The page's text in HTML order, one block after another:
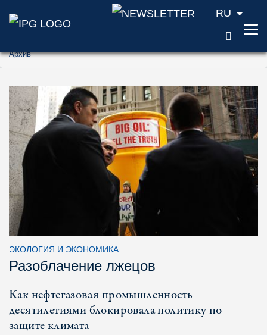
Перейти к содержанию (ключ доступа
Перейти к поиску (ключ доступа '2')
Перейти к навигации (ключ доступа '3')
RU
Архив
ЭКОЛОГИЯ И ЭКОНОМИКА
Разоблачение лжецов
Как нефтегазовая промышленность
десятилетиями блокировала политику по
защите климата